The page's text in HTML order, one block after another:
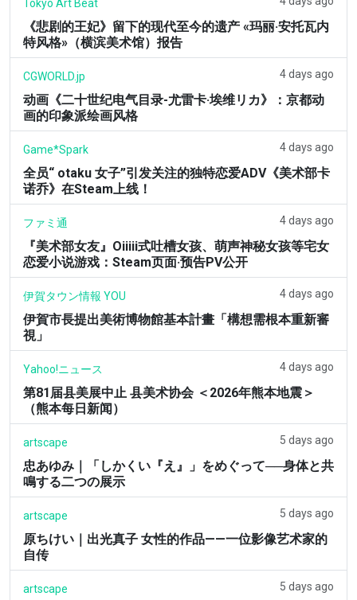
Tokyo Art Beat
《悲剧的王妃》留下的现代至今的遗产 «玛丽·安托瓦内
特风格»（横滨美术馆）报告
CGWORLD.jp 4 days ago
动画《二十世纪电气目录-尤雷卡·埃维リカ》：京都动
画的印象派绘画风格
Game*Spark 4 days ago
全员“ otaku 女子”引发关注的独特恋爱ADV《美术部卡
诺乔》在Steam上线！
ファミ通 4 days ago
『美术部女友』Oiiiii式吐槽女孩、萌声神秘女孩等宅女
恋爱小说游戏：Steam页面·预告PV公开
伊賀タウン情報 YOU 4 days ago
伊賀市長提出美術博物館基本計畫「構想需根本重新審
視」
Yahoo!ニュース 4 days ago
第81届县美展中止 县美术协会 ＜2026年熊本地震＞
（熊本每日新闻）
artscape 5 days ago
忠あゆみ｜「しかくい『え』」をめぐって──身体と共
鳴する二つの展示
artscape 5 days ago
原ちけい｜出光真子 女性的作品——一位影像艺术家的
自传
artscape 5 days ago